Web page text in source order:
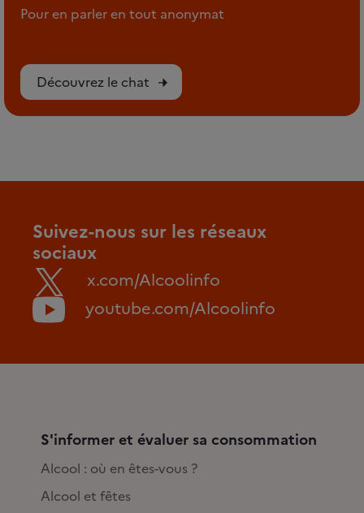
Pour en parler en tout anonymat
Découvrez le chat
Suivez-nous sur les réseaux
sociaux
x.com/Alcoolinfo
youtube.com/Alcoolinfo
S'informer et évaluer sa consommation
Alcool : où en êtes-vous ?
Alcool et fêtes